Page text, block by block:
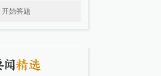
开始答题